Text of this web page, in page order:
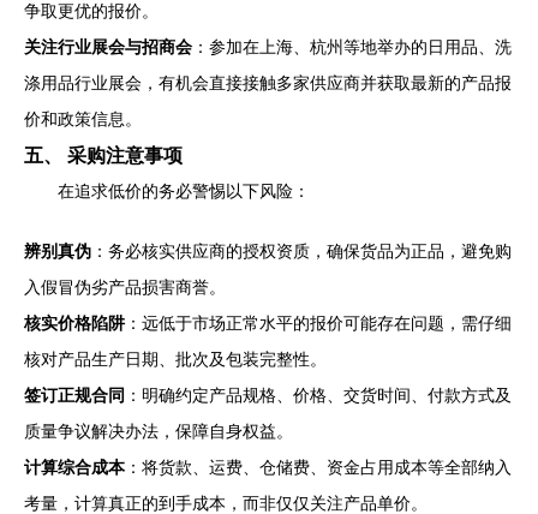
争取更优的报价。
关注行业展会与招商会 ：参加在上海、杭州等地举办的日用品、洗
涤用品行业展会，有机会直接接触多家供应商并获取最新的产品报
价和政策信息。
五、 采购注意事项
在追求低价的务必警惕以下风险：
辨别真伪 ：务必核实供应商的授权资质，确保货品为正品，避免购
入假冒伪劣产品损害商誉。
核实价格陷阱：远低于市场正常水平的报价可能存在问题，需仔细
核对产品生产日期、批次及包装完整性。
签订正规合同 ：明确约定产品规格、价格、交货时间、付款方式及
质量争议解决办法，保障自身权益。
计算综合成本：将货款、运费、仓储费、资金占用成本等全部纳入
考量，计算真正的到手成本，而非仅仅关注产品单价。